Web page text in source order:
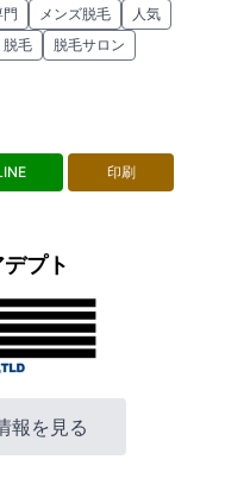
門 メンズ脱毛
人気
脱毛 脱毛サロン
印刷
プト
報を見る